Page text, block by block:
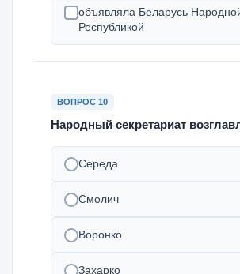
объявляла Беларусь
Республикой
ВОПРОС 10
Народный секретариат
Середа
Смолич
Воронко
Захарко